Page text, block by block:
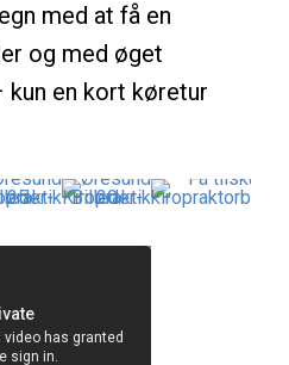
med at få en
og med øget
en kort køretur